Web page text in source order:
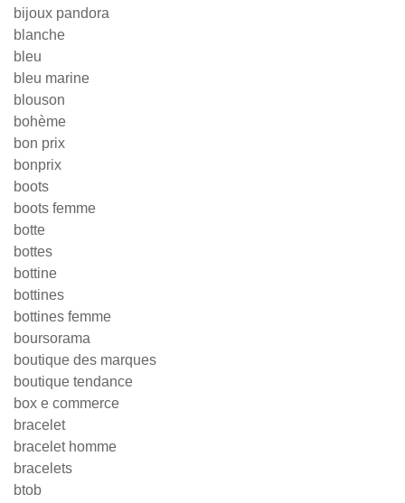
bijoux pandora
blanche
bleu
bleu marine
blouson
bohème
bon prix
bonprix
boots
boots femme
botte
bottes
bottine
bottines
bottines femme
boursorama
boutique des marques
boutique tendance
box e commerce
bracelet
bracelet homme
bracelets
btob